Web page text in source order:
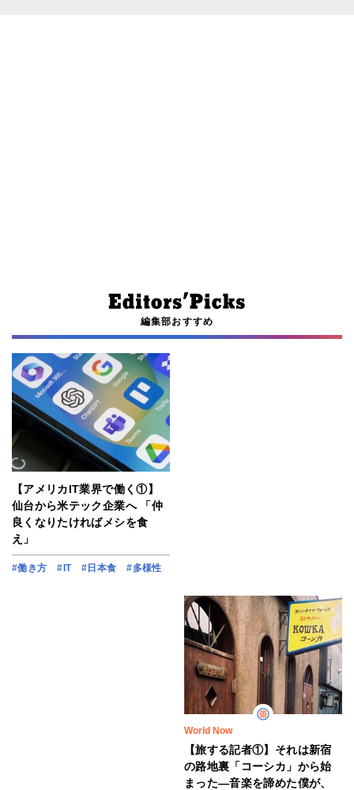
編集部おすすめ
【アメリカIT業界で働く①】
仙台から米テック企業へ 「仲
良くなりたければメシを食
え」
#働き方 #IT #日本食 #多様性
World Now
【旅する記者①】それは新宿
の路地裏「コーシカ」から始
まった―音楽を諦めた僕が、